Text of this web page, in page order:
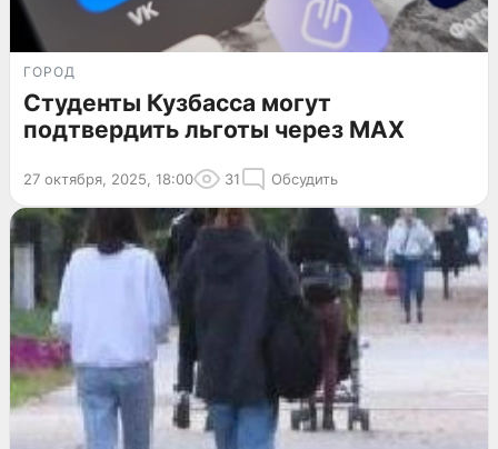
ГОРОД
Студенты Кузбасса могут
подтвердить льготы через MAX
27 октября, 2025, 18:00 31 Обсудить